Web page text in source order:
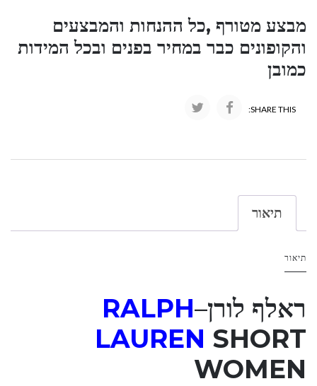
מבצע מטורף ,כל ההנחות והמבצעים
והקופונים כבר במחיר בפנים ובכל המידות
כמובן
SHARE THIS:
תיאור
תיאור
ראלף לורן–
RALPH
LAUREN SHORT
WOMEN